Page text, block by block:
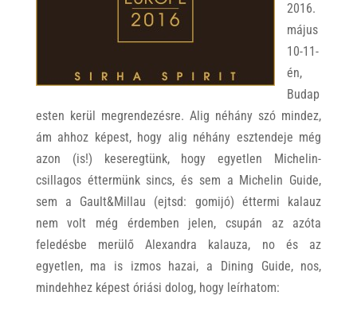
2016.
május
10-11-
én,
Budap
esten kerül megrendezésre. Alig néhány szó mindez,
ám ahhoz képest, hogy alig néhány esztendeje még
azon (is!) keseregtünk, hogy egyetlen Michelin-
csillagos éttermünk sincs, és sem a Michelin Guide,
sem a Gault&Millau (ejtsd: gomijó) éttermi kalauz
nem volt még érdemben jelen, csupán az azóta
feledésbe merülő Alexandra kalauza, no és az
egyetlen, ma is izmos hazai, a Dining Guide, nos,
mindehhez képest óriási dolog, hogy leírhatom: